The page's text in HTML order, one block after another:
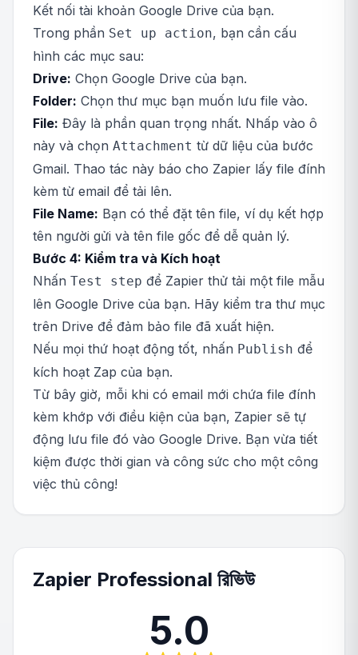
Kết nối tài khoản Google Drive của bạn.
Trong phần Set up action, bạn cần cấu
hình các mục sau:
Drive: Chọn Google Drive của bạn.
Folder: Chọn thư mục bạn muốn lưu file vào.
File: Đây là phần quan trọng nhất. Nhấp vào ô
này và chọn Attachment từ dữ liệu của bước
Gmail. Thao tác này báo cho Zapier lấy file đính
kèm từ email để tải lên.
File Name: Bạn có thể đặt tên file, ví dụ kết hợp
tên người gửi và tên file gốc để dễ quản lý.
Bước 4: Kiểm tra và Kích hoạt
Nhấn Test step để Zapier thử tải một file mẫu
lên Google Drive của bạn. Hãy kiểm tra thư mục
trên Drive để đảm bảo file đã xuất hiện.
Nếu mọi thứ hoạt động tốt, nhấn Publish để
kích hoạt Zap của bạn.
Từ bây giờ, mỗi khi có email mới chứa file đính
kèm khớp với điều kiện của bạn, Zapier sẽ tự
động lưu file đó vào Google Drive. Bạn vừa tiết
kiệm được thời gian và công sức cho một công
việc thủ công!
Zapier Professional রিভিউ
5.0